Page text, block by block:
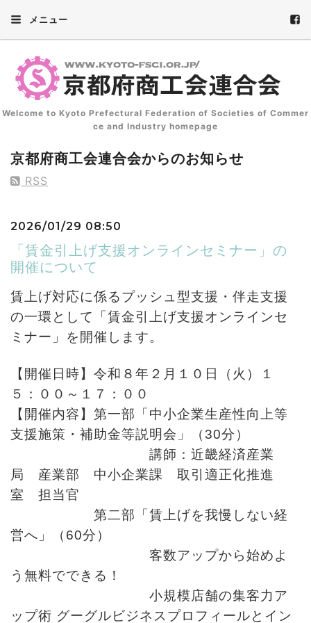
メニュー
Welcome to Kyoto Prefectural Federation of Societies of Commer
ce and Industry homepage
京都府商工会連合会からのお知らせ
RSS
2026/01/29 08:50
「賃金引上げ支援オンラインセミナー」の
開催について
賃上げ対応に係るプッシュ型支援・伴走支援
の一環として「賃金引上げ支援オンラインセ
ミナー」を開催します。
【開催日時】令和８年２月１０日（火）１
５：００～１７：００
【開催内容】第一部「中小企業生産性向上等
支援施策・補助金等説明会」（30分）
講師：近畿経済産業
局 産業部 中小企業課 取引適正化推進
室 担当官
第二部「賃上げを我慢しない経
営へ」（60分）
客数アップから始めよ
う無料でできる！
小規模店舗の集客力ア
ップ術 グーグルビジネスプロフィールとイン